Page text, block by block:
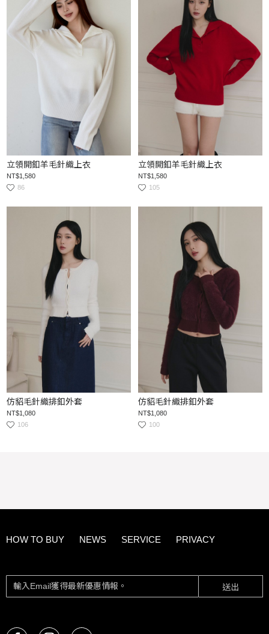
立領開釦羊毛針織上衣
NT$1,580
86
立領開釦羊毛針織上衣
NT$1,580
105
仿貂毛針織排釦外套
NT$1,080
106
仿貂毛針織排釦外套
NT$1,080
100
HOW TO BUY NEWS SERVICE PRIVACY
送出